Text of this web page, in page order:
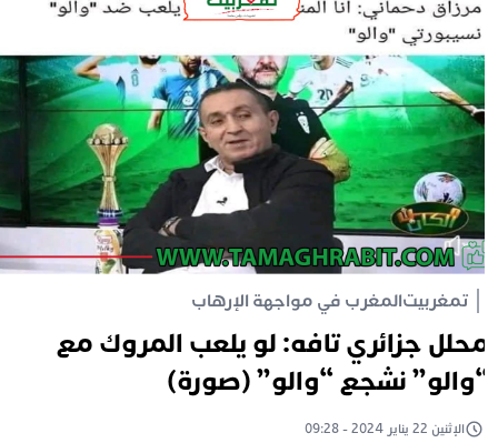
تمغربيتالمغرب في مواجهة الإرهاب
جزائري تافه: لو يلعب المروك مع
نشجع “والو” (صورة)
الإثنين 22 يناير 2024 - 09:28